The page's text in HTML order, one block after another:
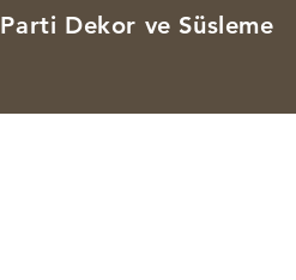
Parti Dekor ve Süsleme